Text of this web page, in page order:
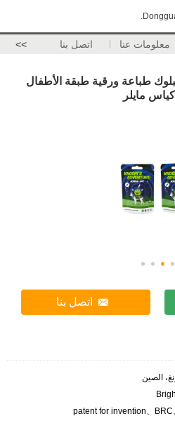
معلومات عنا اتصل بنا >>
طباعة ورقية طبقة الأطفال
مايلر
اتصل بنا
الصين
patent for invention、BRC